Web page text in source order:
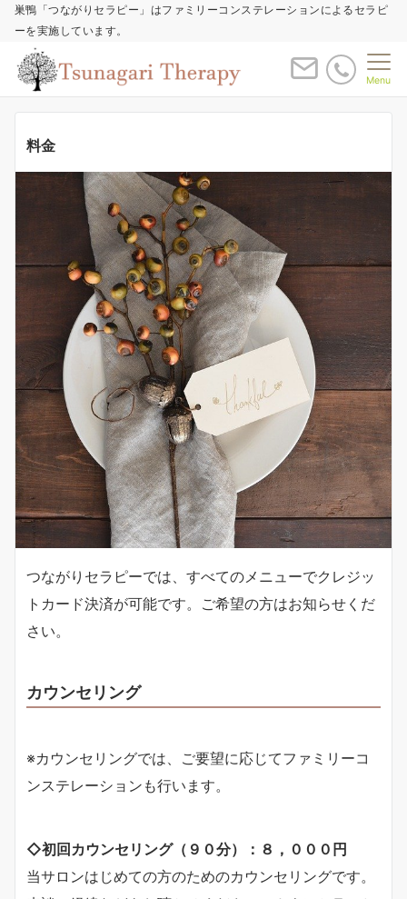
巣鴨「つながりセラピー」はファミリーコンステレーションによるセラピ
ーを実施しています。
Menu
料金
つながりセラピーでは、すべてのメニューでクレジッ
トカード決済が可能です。ご希望の方はお知らせくだ
さい。
カウンセリング
※カウンセリングでは、ご要望に応じてファミリーコ
ンステレーションも行います。
◇初回カウンセリング（９０分）：８，０００円
当サロンはじめての方のためのカウンセリングです。